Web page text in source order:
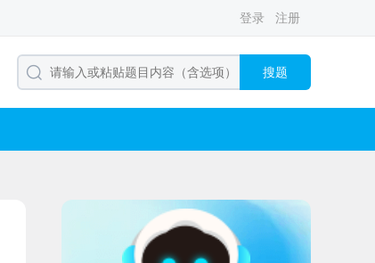
登录 注册
搜题